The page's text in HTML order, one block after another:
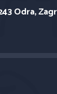
Odra,